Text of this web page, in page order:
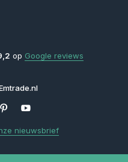
op Google reviews
nieuwsbrief